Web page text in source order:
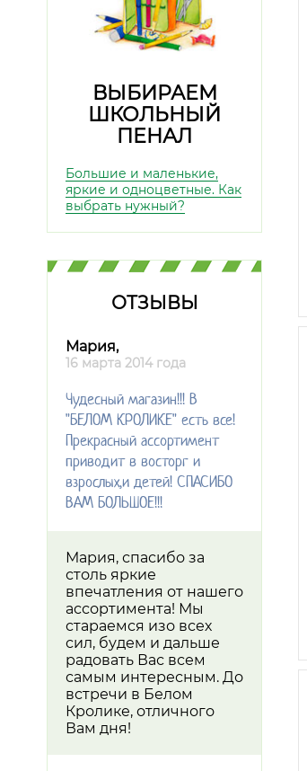
ВЫБИРАЕМ
ШКОЛЬНЫЙ
ПЕНАЛ
Большие и маленькие,
яркие и одноцветные. Как
выбрать нужный?
ОТЗЫВЫ
Мария,
16 марта 2014 года
Чудесный магазин!!! В
"БЕЛОМ КРОЛИКЕ" есть все!
Прекрасный ассортимент
приводит в восторг и
взрослых,и детей! СПАСИБО
ВАМ БОЛЬШОЕ!!!
Мария, спасибо за
столь яркие
впечатления от нашего
ассортимента! Мы
стараемся изо всех
сил, будем и дальше
радовать Вас всем
самым интересным. До
встречи в Белом
Кролике, отличного
Вам дня!